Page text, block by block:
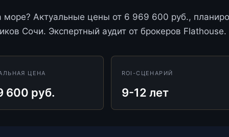
Актуальные цены от 6 969 600 руб.,
Сочи. Экспертный аудит от брокеров Flathouse.
ЦЕНА
600 руб.
ROI-СЦЕНАРИЙ
9-12 лет